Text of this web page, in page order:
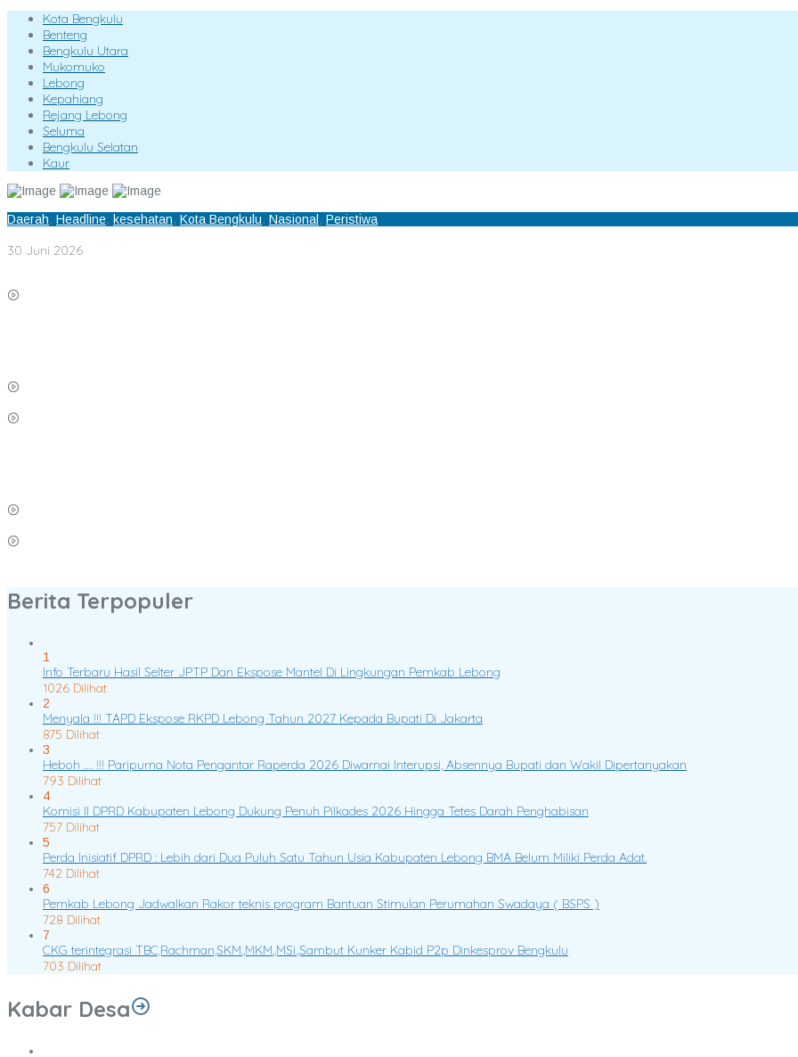
Kota Bengkulu
Benteng
Bengkulu Utara
Mukomuko
Lebong
Kepahiang
Rejang Lebong
Seluma
Bengkulu Selatan
Kaur
Daerah, Headline, kesehatan, Kota Bengkulu, Nasional , Peristiwa
30 Juni 2026
Berita Terpopuler
1
Info Terbaru Hasil Selter JPTP Dan Ekspose Mantel Di Lingkungan Pemkab Lebong
1026 Dilihat
2
Menyala !!! TAPD Ekspose RKPD Lebong Tahun 2027 Kepada Bupati Di Jakarta
875 Dilihat
3
Heboh …. !!! Paripurna Nota Pengantar Raperda 2026 Diwarnai Interupsi, Absennya Bupati dan Wakil Dipertanyakan
793 Dilihat
4
Komisi II DPRD Kabupaten Lebong Dukung Penuh Pilkades 2026 Hingga Tetes Darah Penghabisan
757 Dilihat
5
Perda Inisiatif DPRD : Lebih dari Dua Puluh Satu Tahun Usia Kabupaten Lebong BMA Belum Miliki Perda Adat.
742 Dilihat
6
Pemkab Lebong Jadwalkan Rakor teknis program Bantuan Stimulan Perumahan Swadaya ( BSPS )
728 Dilihat
7
CKG terintegrasi TBC,Rachman,SKM.,MKM.,MSi.,Sambut Kunker Kabid P2p Dinkesprov Bengkulu
703 Dilihat
Kabar Desa